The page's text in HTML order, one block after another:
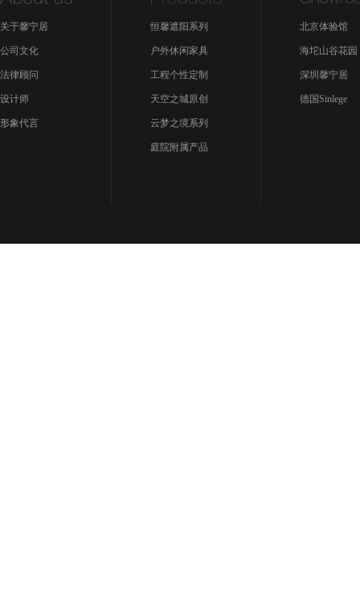
关于馨宁居
公司文化
法律顾问
设计师
形象代言
恒馨遮阳系列
户外休闲家具
工程个性定制
天空之城原创
云梦之境系列
庭院附属产品
北京体验馆
海坨山谷花园
深圳馨宁居
德国Sinlege